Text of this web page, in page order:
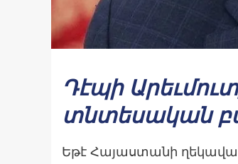
Դէպի
տնտեսական
Եթէ Հայաստանի